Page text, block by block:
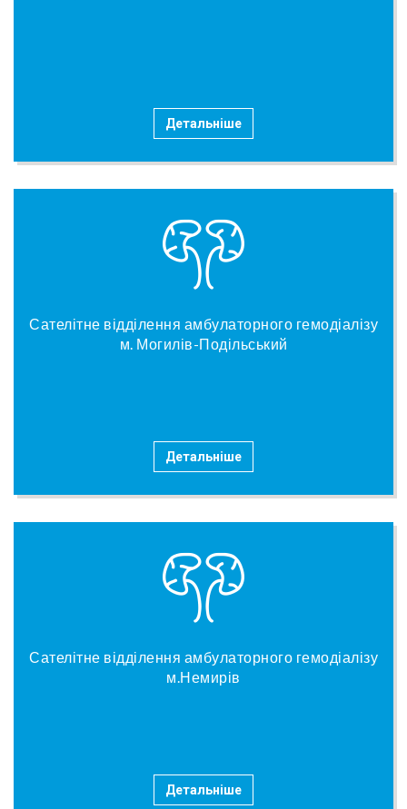
Детальніше
Сателітне відділення амбулаторного гемодіалізу
м. Могилів-Подільський
Детальніше
Сателітне відділення амбулаторного гемодіалізу
м.Немирів
Детальніше